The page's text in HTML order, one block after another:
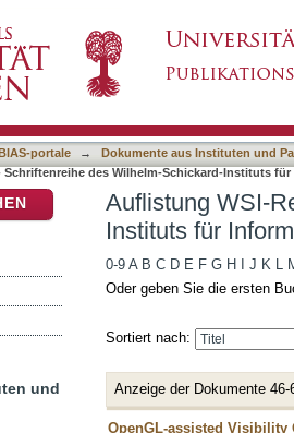
portale →
Dokumente aus Instituten und
des Wilhelm-Schickard-Instituts
Auflistung WSI-
Instituts für
0-9 A B C D E F G H J K L
Oder geben Sie die ersten
Sortiert nach:
Anzeige der Dokumente 46-
OpenGL-assisted Visibility
und